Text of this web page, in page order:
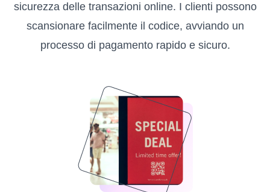
sicurezza delle transazioni online. I clienti possono
scansionare facilmente il codice, avviando un
processo di pagamento rapido e sicuro.